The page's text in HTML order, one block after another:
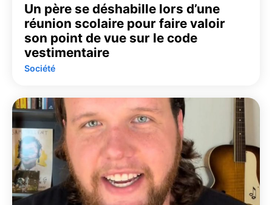
Un père se déshabille lors d’une
réunion scolaire pour faire valoir
son point de vue sur le code
vestimentaire
Société